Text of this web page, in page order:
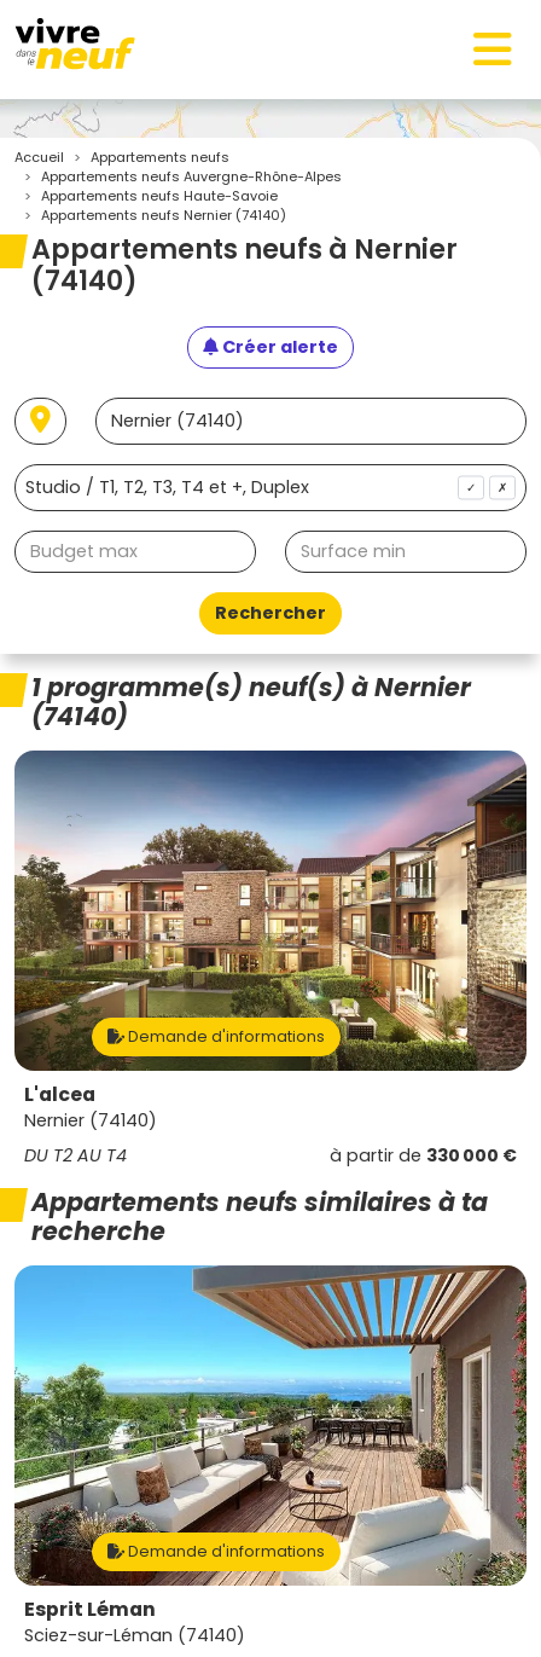
Accueil
Appartements neufs
Appartements neufs Auvergne-Rhône-Alpes
Appartements neufs Haute-Savoie
Appartements neufs Nernier (74140)
Appartements neufs à Nernier
(74140)
Créer alerte
✓ ✗
Rechercher
1 programme(s) neuf(s) à Nernier
(74140)
Demande d'informations
L'alcea
Nernier (74140)
DU T2 AU T4
à partir de 330 000 €
Appartements neufs similaires à ta
recherche
Demande d'informations
Esprit Léman
Sciez-sur-Léman (74140)